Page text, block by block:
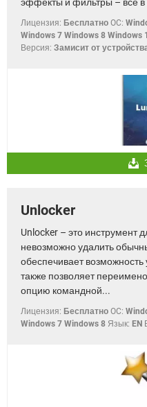
Лицензия: Бесплатно OC:
Windows 7 Windows 8 Windows
Версия: Замисит от
Unlocker
Unlocker – это инструмент
невозможно удалить
обеспечивает
также позволяет
опцию командной...
Лицензия: Бесплатно OC:
Windows 7 Windows 8 Язык: EN